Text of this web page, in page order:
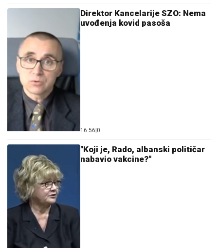
Direktor Kancelarije SZO: Nema
uvođenja kovid pasoša
16:56 0
"Koji je, Rado, albanski političar
nabavio vakcine?"